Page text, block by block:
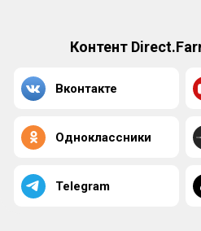
Контент
Вконтакте
Одноклассники
Telegram